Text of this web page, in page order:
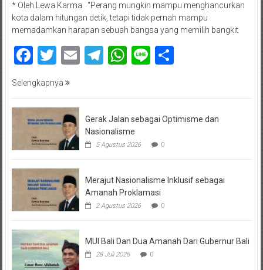
* Oleh Lewa Karma “Perang mungkin mampu menghancurkan
kota dalam hitungan detik, tetapi tidak pernah mampu
memadamkan harapan sebuah bangsa yang memilih bangkit
Facebook
Twitter
EmailTelegram
WhatsApp
Line
Selengkapnya
Gerak Jalan sebagai Optimisme dan
Nasionalisme
5 Agustus 2026 0
Merajut Nasionalisme Inklusif sebagai
Amanah Proklamasi
2 Agustus 2026 0
MUI Bali Dan Dua Amanah Dari Gubernur Bali
28 Juli 2026 0